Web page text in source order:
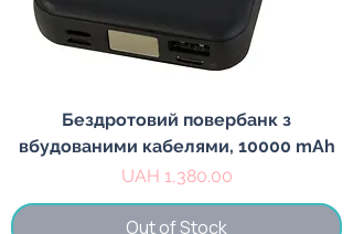
Бездротовий повербанк з
вбудованими кабелями, 10000 mAh
Price
UAH 1,380.00
Out of Stock